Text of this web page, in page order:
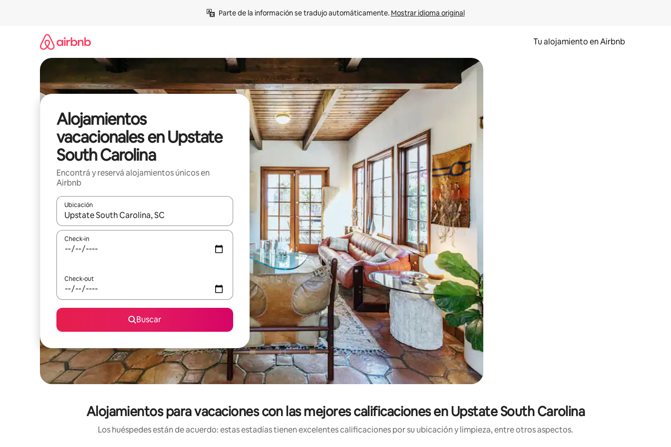
Parte de la información se tradujo automáticamente. Mostrar idioma original
Tu alojamiento en Airbnb
Alojamientos
vacacionales en Upstate
South Carolina
Encontrá y reservá alojamientos únicos en
Airbnb
Ubicación
Cuando los resultados estén disponibles, navegá con las teclas de flecha hacia arriba y hacia abajo o explorá deslizando el dedo.
Check-in
Check-out
Buscar
Alojamientos para vacaciones con las mejores calificaciones en Upstate South Carolina
Los huéspedes están de acuerdo: estas estadías tienen excelentes calificaciones por su ubicación y limpieza, entre otros aspectos.